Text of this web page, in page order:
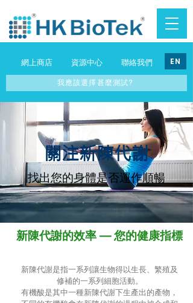
網上商店 資源中心 聯絡我們 EN
我應該選擇甚麼測試?
​關注新陳代謝
找出您的身體是否運作順暢
新陳代謝的效率 — 您的健康指標
新陳代謝是指一系列讓生物得以生長、繁殖及
修補的一系列細胞活動。
有機酸是其中一種新陳代謝下生產出的產物，